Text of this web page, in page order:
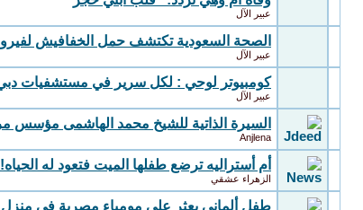
عبير الآل
الصحة السعودية تكتشف حمل الخفافيش
عبير الآل
كومبيوتر لوحي : لكل سرير في مستشفيات
عبير الآل
السيرة الذاتية للشيخ محمد الهاشمى مؤسس
Anjlena
أم أستراليه ترضع طفلها الميت فتعود له
الزهراء عشقي
طفل ألمانى يعثر على مومياء مصرية فى منزل